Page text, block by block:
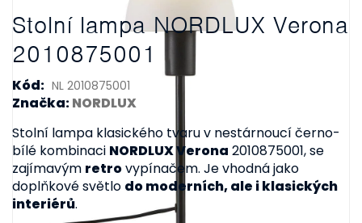
Stolní lampa NORDLUX Verona
2010875001
Kód: NL 2010875001
Značka:NORDLUX
Stolní lampa klasického tvaru v nestárnoucí černo-
bílé kombinaci NORDLUX Verona 2010875001, se
zajímavým retrovypínačem. Je vhodná jako
doplňkové světlo do moderních, ale i klasických
interiérů.